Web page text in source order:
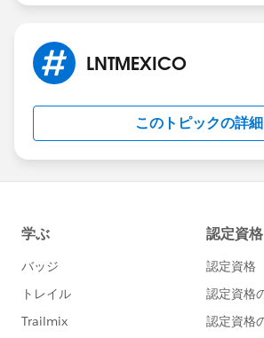
LNTMEXICO
このトピックの詳細